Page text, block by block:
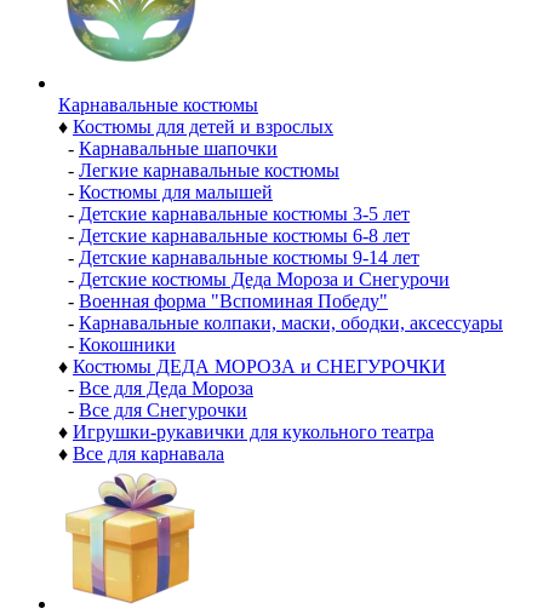
Карнавальные костюмы
♦ Костюмы для детей и взрослых
- Карнавальные шапочки
- Легкие карнавальные костюмы
- Костюмы для малышей
- Детские карнавальные костюмы 3-5 лет
- Детские карнавальные костюмы 6-8 лет
- Детские карнавальные костюмы 9-14 лет
- Детские костюмы Деда Мороза и Снегурочи
- Военная форма "Вспоминая Победу"
- Карнавальные колпаки, маски, ободки, аксессуары
- Кокошники
♦ Костюмы ДЕДА МОРОЗА и СНЕГУРОЧКИ
- Все для Деда Мороза
- Все для Снегурочки
♦ Игрушки-рукавички для кукольного театра
♦ Все для карнавала